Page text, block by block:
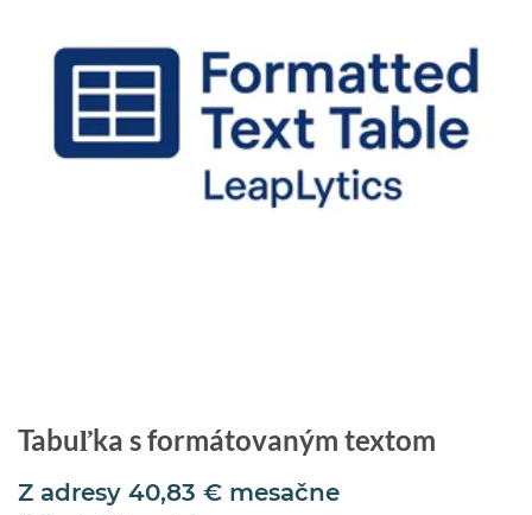
Tabuľka s formátovaným textom
Z adresy 40,83 € mesačne